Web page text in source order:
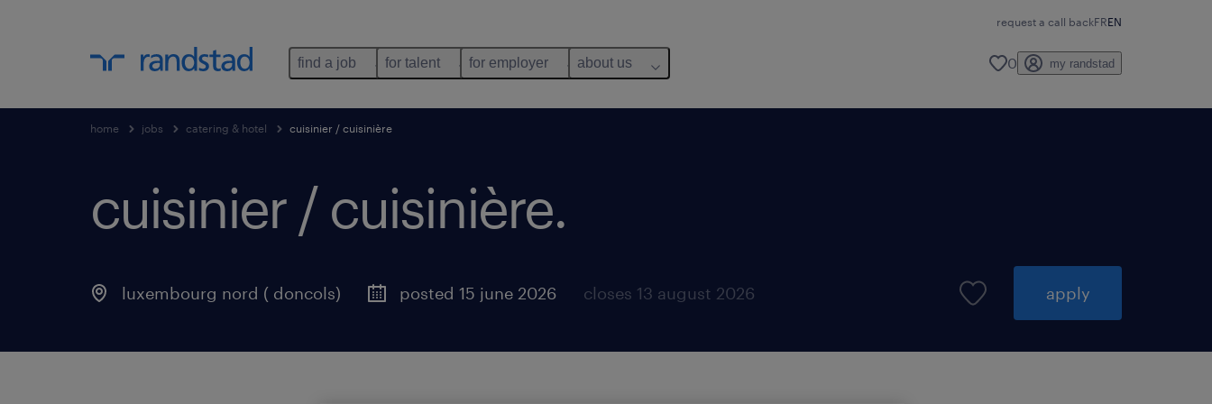
request a call backFREN
find a job for talent for employer about us 0 my randstad
home jobs catering & hotel cuisinier / cuisinière
cuisinier / cuisinière.
luxembourg nord ( doncols) posted 15 june 2026 closes 13 august 2026 apply